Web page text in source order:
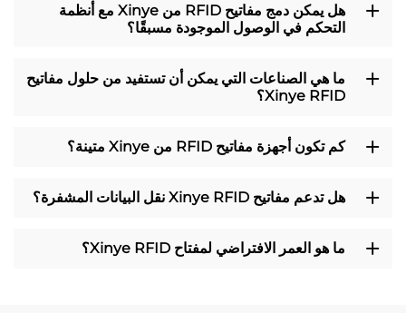
هل يمكن دمج مفاتيح RFID من Xinye مع أنظمة
التحكم في الوصول الموجودة مسبقًا؟
ما هي الصناعات التي يمكن أن تستفيد من حلول مفاتيح
Xinye RFID؟
كم تكون أجهزة مفاتيح RFID من Xinye متينة؟
هل تدعم مفاتيح Xinye RFID نقل البيانات المشفرة؟
ما هو العمر الافتراضي لمفتاح Xinye RFID؟